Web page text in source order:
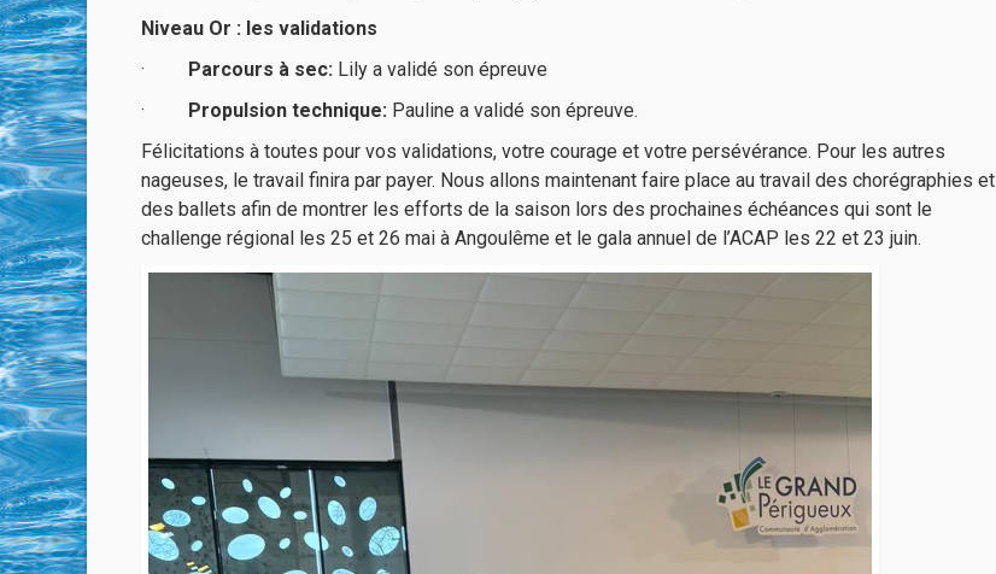
Niveau Or : les validations
· Parcours à sec: Lily a validé son épreuve
· Propulsion technique: Pauline a validé son épreuve.
Félicitations à toutes pour vos validations, votre courage et votre persévérance. Pour les autres
nageuses, le travail finira par payer. Nous allons maintenant faire place au travail des chorégraphies et
des ballets afin de montrer les efforts de la saison lors des prochaines échéances qui sont le
challenge régional les 25 et 26 mai à Angoulême et le gala annuel de l’ACAP les 22 et 23 juin.